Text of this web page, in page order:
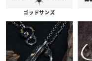
ゴッドサンズ